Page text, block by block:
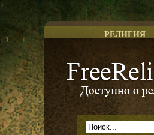
РЕЛИГИЯ